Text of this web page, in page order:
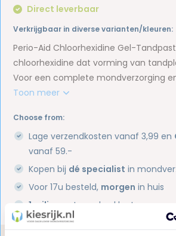
Direct leverbaar
Verkrijgbaar in diverse varianten/kleuren:
Perio-Aid Chloorhexidine Gel-
chloorhexidine dat vorming van
Voor een complete mondverzorging
Toon meer
Choose from:
Lage verzendkosten vanaf 3,99 en
vanaf 59.-
Kopen bij dé specialist in
Voor 17u besteld, morgen in huis
1 miljoen+
tevreden klanten